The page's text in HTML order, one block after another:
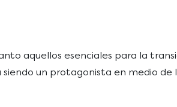
aquellos esenciales para la
un protagonista en medio